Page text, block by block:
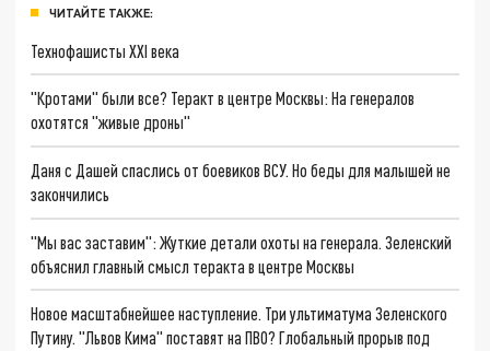
ЧИТАЙТЕ ТАКЖЕ:
Технофашисты XXI века
"Кротами" были все? Теракт в центре Москвы: На генералов
охотятся "живые дроны"
Даня с Дашей спаслись от боевиков ВСУ. Но беды для малышей не
закончились
"Мы вас заставим": Жуткие детали охоты на генерала. Зеленский
объяснил главный смысл теракта в центре Москвы
Новое масштабнейшее наступление. Три ультиматума Зеленского
Путину. "Львов Кима" поставят на ПВО? Глобальный прорыв под